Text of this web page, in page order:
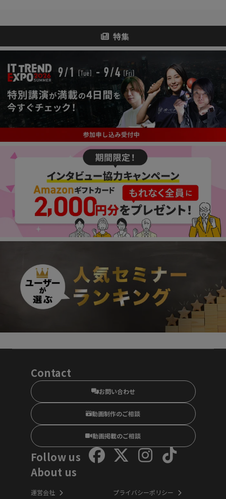
特集
Contact
お問い合わせ
動画制作のご相談
動画掲載のご相談
Follow us
About us
運営会社 プライバシーポリシー